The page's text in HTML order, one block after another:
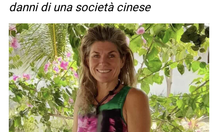
danni di una società cinese